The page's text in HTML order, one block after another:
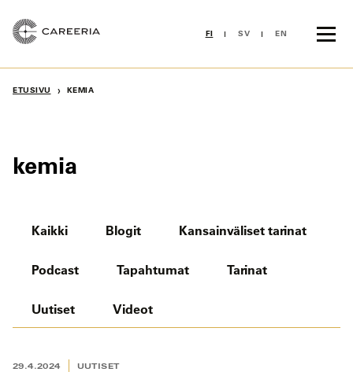
sisältöön
FI SV EN
ETUSIVU › KEMIA
kemia
Kaikki Blogit Kansainväliset tarinat
Podcast Tapahtumat Tarinat
Uutiset Videot
29.4.2024 UUTISET